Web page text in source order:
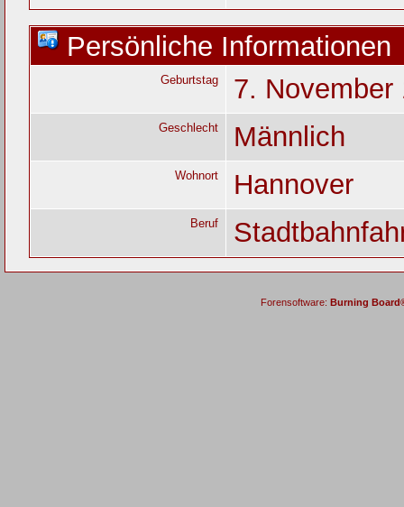
Persönliche Informationen
Geburtstag 7. November
Geschlecht Männlich
Wohnort Hannover
Beruf
Forensoftware: Burning